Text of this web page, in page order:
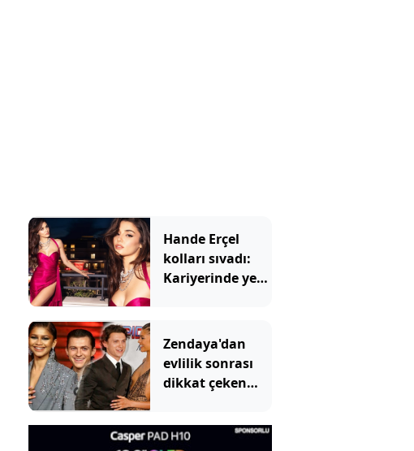
Hande Erçel
kolları sıvadı:
Kariyerinde yeni
Zendaya'dan
evlilik sonrası
dikkat çeken
Kariyerine bir
süre ara verecek